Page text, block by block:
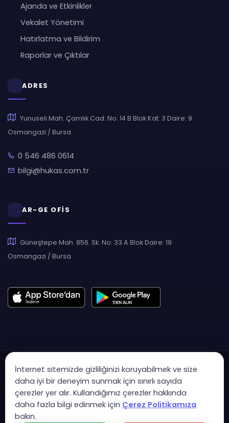
Ajanda ve Etkinlikler
Vekalet Yönetimi
Hatırlatma ve Bildirim
Raporlar ve Çıktılar
ADRES
Yunuseli Mah. Çamlık Cad. No: 14 B Blok Kat: 3 Daire: 9
Osmangazi / Bursa
0 546 486 0614
bilgi@hukas.com.tr
AR-GE OFİS
Güneştepe Mah. 856. Sk. No: 33 A Blok Daire: 19
Osmangazi / Bursa
Copyright © 2007 - 2026 Hukas | Hukuk Asistan • Tüm Hakları
Saklıdır
İnternet sitemizde gizliliğinizi koruyabilmek ve size
daha iyi bir deneyim sunmak için sınırlı sayıda
çerezler yer alır. Kullandığımız çerezler hakkında
daha fazla bilgi edinmek için Çerez Politikamıza
bakın.